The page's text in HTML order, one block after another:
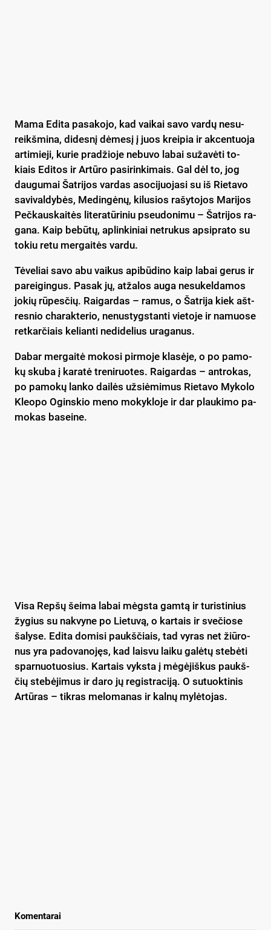
Ma­ma Edi­ta pa­sa­ko­jo, kad vai­kai sa­vo var­dų ne­su­
reikš­mi­na, di­des­nį dė­me­sį į juos krei­pia ir ak­cen­tuo­ja
ar­ti­mie­ji, ku­rie pra­džio­je ne­bu­vo la­bai su­ža­vė­ti to­
kiais Edi­tos ir Ar­tū­ro pa­si­rin­ki­mais. Gal dėl to, jog
dau­gu­mai Šat­ri­jos var­das aso­ci­juo­ja­si su iš Rie­ta­vo
sa­vi­val­dy­bės, Me­din­gė­nų, ki­lu­sios ra­šy­to­jos Ma­ri­jos
Peč­kaus­kai­tės li­te­ra­tū­ri­niu pseu­do­ni­mu – Šat­ri­jos ra­
gana. Kaip be­bū­tų, ap­lin­ki­niai ne­tru­kus ap­si­pra­to su
to­kiu re­tu mer­gai­tės var­du.
Tė­ve­liai sa­vo abu vai­kus api­bū­di­no kaip la­bai ge­rus ir
pa­rei­gin­gus. Pa­sak jų, at­ža­los au­ga ne­su­kel­da­mos
jo­kių rū­pes­čių. Rai­gar­das – ra­mus, o Šat­ri­ja kiek ašt­
res­nio cha­rak­te­rio, ne­nus­tygs­tan­ti vie­to­je ir na­muo­se
ret­kar­čiais ke­lian­ti ne­di­de­lius ura­ga­nus.
Da­bar mer­gai­tė mo­ko­si pir­mo­je kla­sė­je, o po pa­mo­
kų sku­ba į ka­ra­tė tre­ni­ruo­tes. Rai­gar­das – ant­ro­kas,
po pa­mo­kų lan­ko dai­lės už­siė­mi­mus Rie­ta­vo My­ko­lo
Kleo­po Ogins­kio me­no mo­kyk­lo­je ir dar plau­ki­mo pa­
mo­kas ba­sei­ne.
Vi­sa Rep­šų šei­ma la­bai mėgs­ta gam­tą ir tu­ris­ti­nius
žy­gius su nak­vy­ne po Lie­tu­vą, o kar­tais ir sve­čio­se
ša­ly­se. Edi­ta do­mi­si paukš­čiais, tad vy­ras net žiū­ro­
nus yra pa­do­va­no­jęs, kad lais­vu lai­ku ga­lė­tų ste­bė­ti
spar­nuo­tuo­sius. Kar­tais vyks­ta į mė­gė­jiš­kus paukš­
čių ste­bė­ji­mus ir da­ro jų re­gist­ra­ci­ją. O su­tuok­ti­nis
Ar­tū­ras – tik­ras me­lo­ma­nas ir kal­nų my­lė­to­jas.
Komentarai